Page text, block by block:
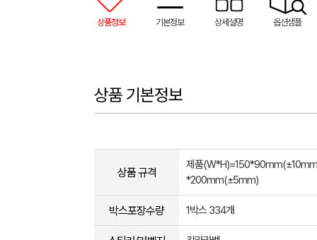
상품정보 기본정보 상세설명 옵션샘플
상품 기본정보
상품 규격
제품
*200mm(±5mm)
박스포장수량 1박스 334개